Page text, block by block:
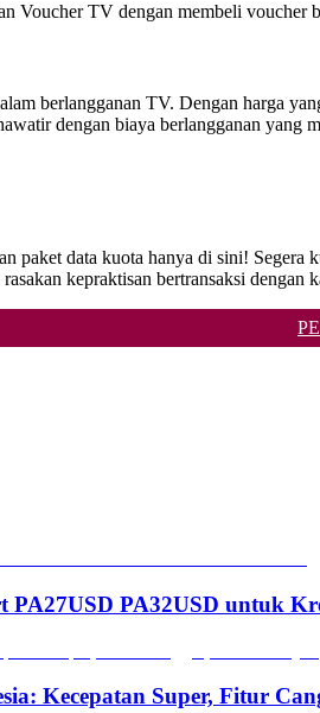
Voucher TV dengan membeli
berlangganan TV. Dengan harga
dengan biaya berlangganan
paket data kuota hanya di sini!
kepraktisan bertransaksi dengan
PA32USD untuk
Kecepatan Super, Fitur